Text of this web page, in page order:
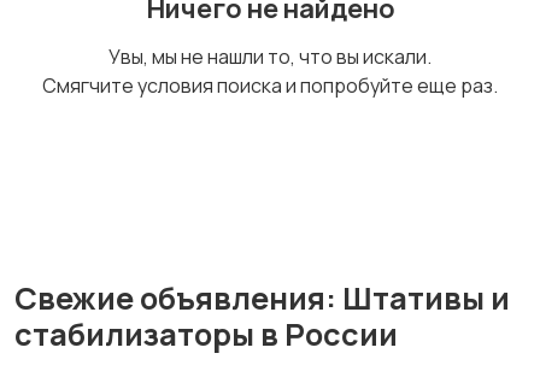
Ничего не найдено
Увы, мы не нашли то, что вы искали.
Смягчите условия поиска и попробуйте еще раз.
Свежие объявления: Штативы и
стабилизаторы в России